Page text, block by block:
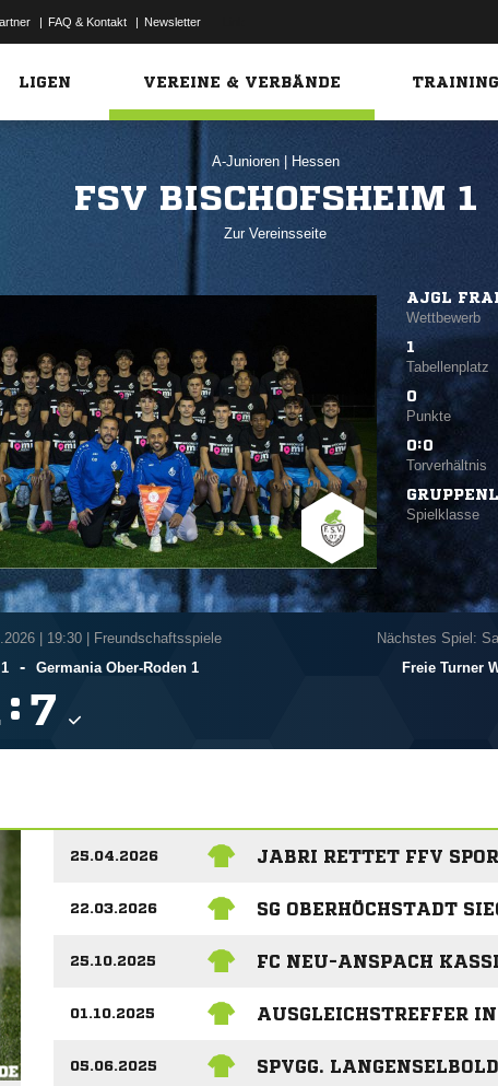
| FAQ & Kontakt | Newsletter
LIGEN VEREINE & VERBÄNDE
A-Junioren Hessen
FSV BISCHOFSHEIM 1
Zur Vereinsseite
AJGL
Wettbewerb
1
Tabellenplatz
0
Punkte
0:0
Torverhältnis
Spielklasse
| 19:30 | Freundschaftsspiele
- Germania Ober-Roden 1
: 
Nächstes Spiel:
Freie Turner
25.04.2026 JABRI RETTET FFV
22.03.2026 SG OBERHÖCHSTADT
25.10.2025 FC NEU-ANSPACH
01.10.2025 AUSGLEICHSTREFFER
05.06.2025 SPVGG.